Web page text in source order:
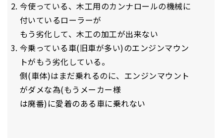
今使っている、木工用のカンナロールの機械に
付いているローラーが
もう劣化して、木工の加工が出来ない
今乗っている車(旧車が多い)のエンジンマウン
トがもう劣化している。
側(車体)はまだ乗れるのに、エンジンマウント
がダメな為(もうメーカー様
は廃番)に愛着のある車に乗れない